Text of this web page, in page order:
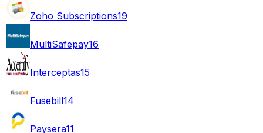
Zoho Subscriptions19
MultiSafepay16
Interceptas15
Fusebill14
Paysera11